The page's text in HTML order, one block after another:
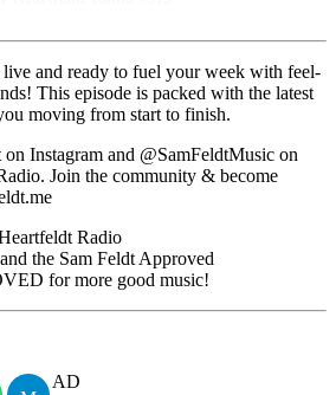
and ready to fuel your week with feel-
This episode is packed with the latest
moving from start to finish.
Instagram and @SamFeldtMusic on
Join the community & become
Radio
the Sam Feldt Approved
for more good music!
AD